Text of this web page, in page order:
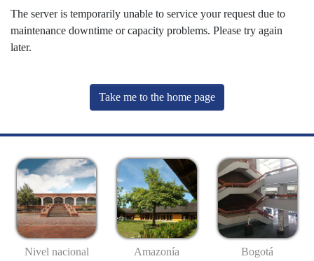
The server is temporarily unable to service your request due to
maintenance downtime or capacity problems. Please try again
later.
Take me to the home page
Nivel nacional Amazonía Bogotá